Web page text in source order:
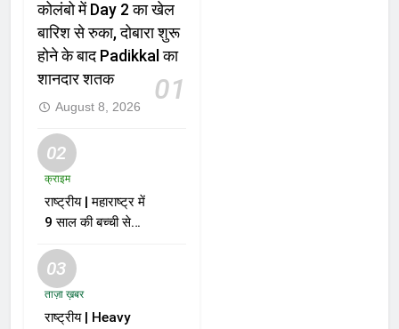
कोलंबो में Day 2 का खेल
बारिश से रुका, दोबारा शुरू
होने के बाद Padikkal का
शानदार शतक
01
August 8, 2026
02
क्राइम
राष्ट्रीय | महाराष्ट्र में
9 साल की बच्ची से
मामले में आरोपी को मौत
की सजा
03
ताज़ा ख़बर
राष्ट्रीय | Heavy